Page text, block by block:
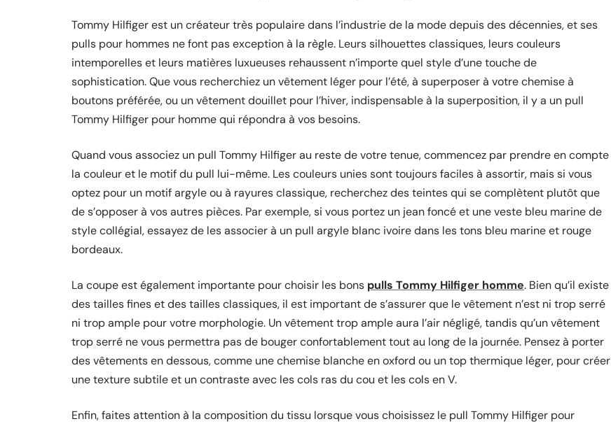
Tommy Hilfiger est un créateur très populaire dans l’industrie de la mode depuis des décennies, et ses
pulls pour hommes ne font pas exception à la règle. Leurs silhouettes classiques, leurs couleurs
intemporelles et leurs matières luxueuses rehaussent n’importe quel style d’une touche de
sophistication. Que vous recherchiez un vêtement léger pour l’été, à superposer à votre chemise à
boutons préférée, ou un vêtement douillet pour l’hiver, indispensable à la superposition, il y a un pull
Tommy Hilfiger pour homme qui répondra à vos besoins.
Quand vous associez un pull Tommy Hilfiger au reste de votre tenue, commencez par prendre en compte
la couleur et le motif du pull lui-même. Les couleurs unies sont toujours faciles à assortir, mais si vous
optez pour un motif argyle ou à rayures classique, recherchez des teintes qui se complètent plutôt que
de s’opposer à vos autres pièces. Par exemple, si vous portez un jean foncé et une veste bleu marine de
style collégial, essayez de les associer à un pull argyle blanc ivoire dans les tons bleu marine et rouge
bordeaux.
La coupe est également importante pour choisir les bons pulls Tommy Hilfiger homme. Bien qu’il existe
des tailles fines et des tailles classiques, il est important de s’assurer que le vêtement n’est ni trop serré
ni trop ample pour votre morphologie. Un vêtement trop ample aura l’air négligé, tandis qu’un vêtement
trop serré ne vous permettra pas de bouger confortablement tout au long de la journée. Pensez à porter
des vêtements en dessous, comme une chemise blanche en oxford ou un top thermique léger, pour créer
une texture subtile et un contraste avec les cols ras du cou et les cols en V.
Enfin, faites attention à la composition du tissu lorsque vous choisissez le pull Tommy Hilfiger pour